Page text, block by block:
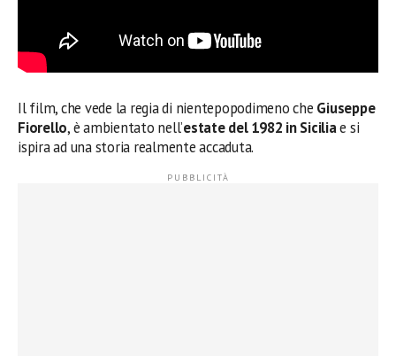
Il film, che vede la regia di nientepopodimeno che Giuseppe
Fiorello, è ambientato nell’estate del 1982 in Siciliae si
ispira ad una storia realmente accaduta.